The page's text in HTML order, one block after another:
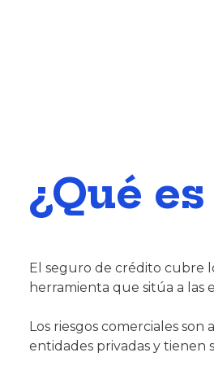
¿Qué
El seguro de crédito cubre
herramienta que sitúa a las
Los riesgos comerciales
entidades privadas y tienen